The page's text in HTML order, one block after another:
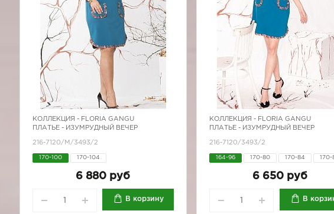
КОЛЛЕКЦИЯ - FLORIA GANGU
ПЛАТЬЕ - ИЗУМРУДНЫЙ ВЕЧЕР
216-7120/М/3493/2
170-100 170-104
6 880 руб
В корзину
КОЛЛЕКЦИЯ - FLORIA GANGU
ПЛАТЬЕ - ИЗУМРУДНЫЙ ВЕЧЕР
216-7120/3493/2
164-96 170-80 170-84 170-
6 650 руб
В